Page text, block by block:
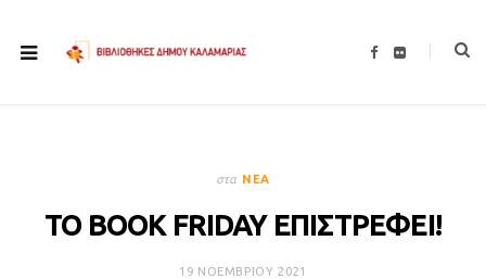
F
F
στα ΝΈΑ
ΤΟ BOOK FRIDAY ΕΠΙΣΤΡΕΦΕΙ!
19 ΝΟΕΜΒΡΊΟΥ 2021